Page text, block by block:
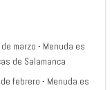
marzo - Menuda es
de Salamanca
febrero - Menuda es